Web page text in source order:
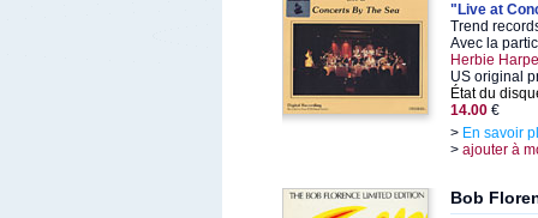
"Live at
Trend
Avec la
Herbie
US original
État du
14.00 €
> En savoir
> ajouter à
Bob